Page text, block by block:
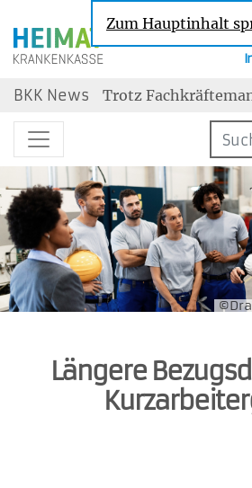
Zum Hauptinhalt
BKK News Nachrichten zu den
Trotz
Neueinstellungen
Steuerbegünstigter
Erholungsbeihilfen
Geringe
Niedriglohnsektor
drei
maßgebend
Längere